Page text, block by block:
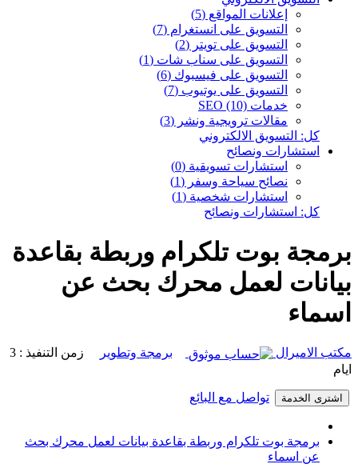
إعلانات المواقع (5)
التسويق على انستغرام (7)
التسويق على تويتر (2)
التسويق على سناب شات (1)
التسويق على فيسبوك (6)
التسويق على يوتيوب (7)
خدمات SEO (10)
مقالات ترويجية ونشر (3)
كل: التسويق الالكتروني
استشارات ونصائح
استشارات تسويقية (0)
نصائح سياحة وسفر (1)
استشارات شخصية (1)
كل: استشارات ونصائح
برمجة بوت تلكرام وربطة بقاعدة
بيانات لعمل محرك بحث عن
اسماء
مكتب الاميرال برمجة وتطوير
زمن التنفيذ : 3
ايام
اشترى الخدمة تواصل مع البائع
برمجة بوت تلكرام وربطة بقاعدة بيانات لعمل محرك بحث
عن اسماء